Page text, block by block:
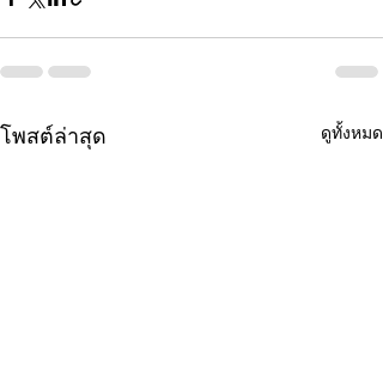
โพสต์ล่าสุด ดูทั้งหมด